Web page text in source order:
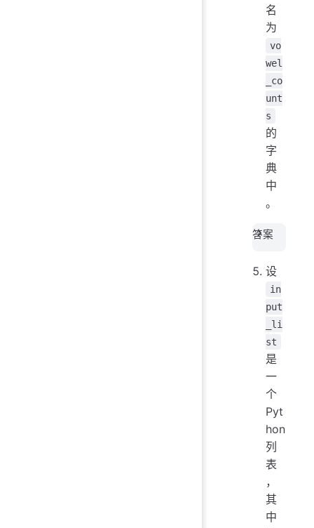
名
为
vo
wel
_co
unt
s
的
字
典
中
。
答案
设
in
put
_li
st
是
一
个
Pyt
hon
列
表
，
其
中